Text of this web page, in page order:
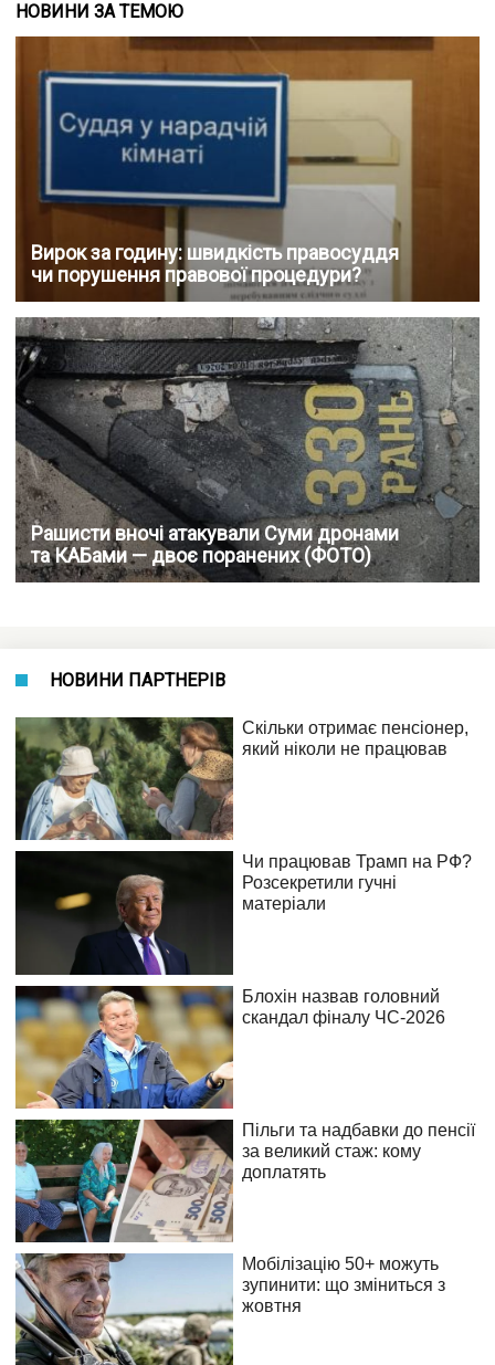
НОВИНИ ЗА ТЕМОЮ
Вирок за годину: швидкість правосуддя
чи порушення правової процедури?
Рашисти вночі атакували Суми дронами
та КАБами — двоє поранених (ФОТО)
НОВИНИ ПАРТНЕРІВ